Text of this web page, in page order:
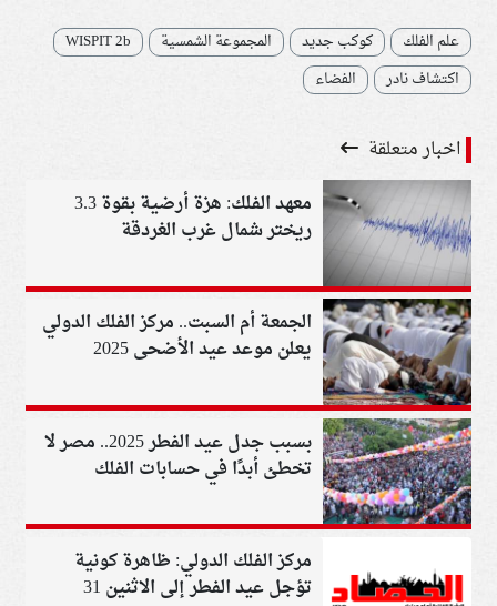
علم الفلك كوكب جديد المجموعة الشمسية
WISPIT 2b
اكتشاف نادر
الفضاء
اخبار متعلقة
معهد الفلك: هزة أرضية بقوة 3.3
ريختر شمال غرب الغردقة
الجمعة أم السبت.. مركز الفلك الدولي
يعلن موعد عيد الأضحى 2025
بسبب جدل عيد الفطر 2025.. مصر لا
تخطئ أبدًا في حسابات الفلك
واكتشفوه قبل 135 عامًا
مركز الفلك الدولي: ظاهرة كونية
تؤجل عيد الفطر إلى الاثنين 31